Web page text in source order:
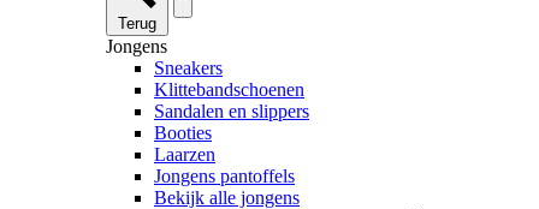
Terug
Jongens
Sneakers
Klittebandschoenen
Sandalen en slippers
Booties
Laarzen
Jongens pantoffels
Bekijk alle jongens